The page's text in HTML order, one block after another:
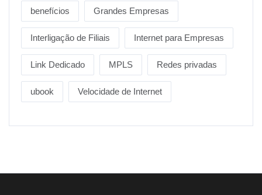
benefícios Grandes Empresas
Interligação de Filiais Internet para Empresas
Link Dedicado MPLS Redes privadas
ubook Velocidade de Internet